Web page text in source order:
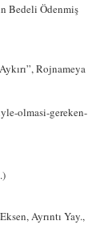
Bedeli Ödenmiş
Rojnameya
olmasi-gereken-
Ayrıntı Yay.,